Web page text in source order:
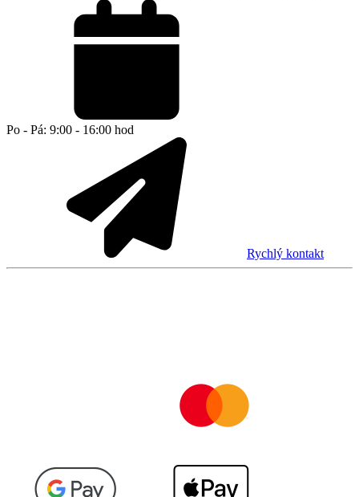
Po - Pá: 9:00 - 16:00 hod
Rychlý kontakt